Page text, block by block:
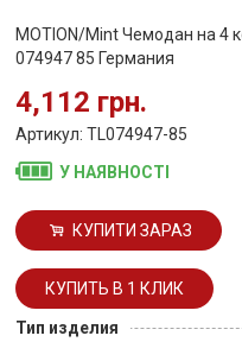
MOTION/Mint Чемодан на 4
074947 85 Германия
4,112 грн.
Артикул: TL074947-85
У НАЯВНОСТІ
КУПИТИ ЗАРАЗ
Тип изделия